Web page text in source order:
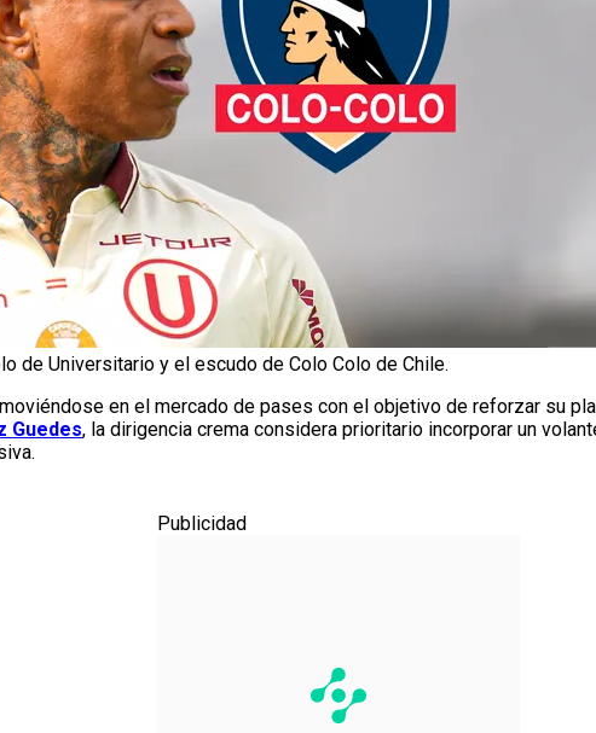
de Universitario y el escudo de Colo Colo de Chile.
en el mercado de pases con el objetivo de reforzar su
Guedes, la dirigencia crema considera prioritario incorporar un
Publicidad